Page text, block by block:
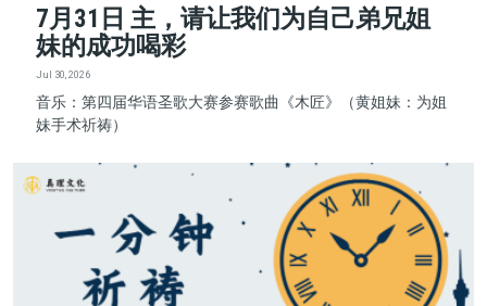
7月31日 主，请让我们为自己弟兄姐
妹的成功喝彩
Jul 30, 2026
音乐：第四届华语圣歌大赛参赛歌曲《木匠》（黄姐妹：为姐
妹手术祈祷）